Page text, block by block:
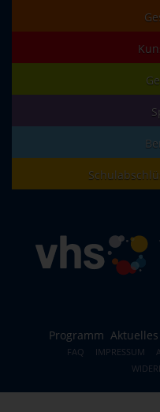
Programm Aktuelles
FAQ IMPRESSUM